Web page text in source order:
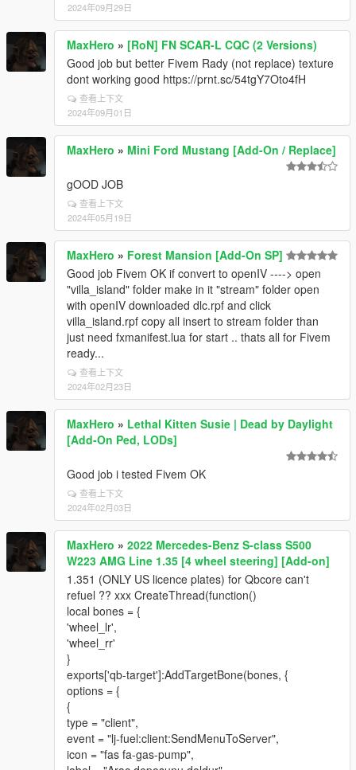
2024年09月29日
MaxHero » [RoN] FN SCAR-L CQC (2 Versions)
Good job but better Fivem Rady (not replace) texture
dont working good https://prnt.sc/54tgY7Oto4fH
查看上下文
2024年09月01日
MaxHero » Mini Ford Mustang [Add-On / Replace]
gOOD JOB
查看上下文
2024年05月19日
MaxHero » Forest Mansion [Add-On SP]
Good job Fivem OK if convert to openIV ----> open
"villa_island" folder make in it "stream" folder open
with openIV downloaded dlc.rpf and click
villa_island.rpf copy all insert to stream folder than
just need fxmanifest.lua for start .. thats all for Fivem
ready...
查看上下文
2024年02月23日
MaxHero » Lethal Kitten Susie | Dead by Daylight
[Add-On Ped, LODs]
Good job i tested Fivem OK
查看上下文
2024年02月03日
MaxHero » 2022 Mercedes-Benz S-class S500
W223 AMG Line 1.35 [4 wheel steering] [Add-on]
1.351 (ONLY US licence plates) for Qbcore can't
refuel ?? xxx CreateThread(function()
local bones = {
'wheel_lr',
'wheel_rr'
}
exports['qb-target']:AddTargetBone(bones, {
options = {
{
type = "client",
event = "lj-fuel:client:SendMenuToServer",
icon = "fas fa-gas-pump",